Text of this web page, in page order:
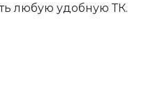
любую удобную ТК.